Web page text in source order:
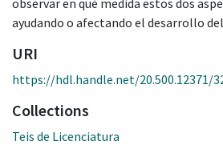
ayudando o afectando el desarrollo
URI
https://hdl.handle.net/20.500.12371/
Collections
Teis de Licenciatura